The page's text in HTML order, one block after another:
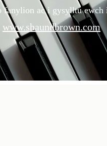
fanylion ac i gysylltu ewch
www.shaundbrown.com